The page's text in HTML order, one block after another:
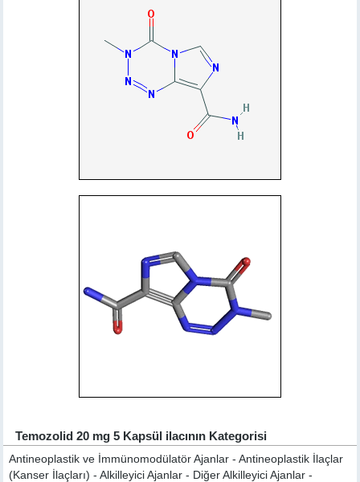
Temozolid 20 mg 5 Kapsül ilacının Kategorisi
Antineoplastik ve İmmünomodülatör Ajanlar - Antineoplastik İlaçlar
(Kanser İlaçları) - Alkilleyici Ajanlar - Diğer Alkilleyici Ajanlar -